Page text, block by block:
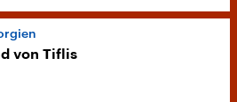
von Tiflis